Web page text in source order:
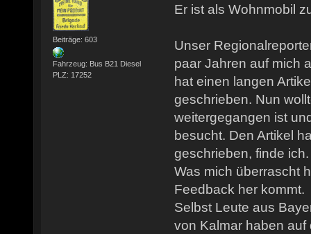
Beiträge: 603
Fahrzeug: Bus B21 Diesel
PLZ: 17252
Er ist als Wohnmobil
Unser
paar Jahren auf mich
hat einen langen
geschrieben. Nun
weitergegangen ist
besucht. Den Artikel
geschrieben, finde ich.
Was mich überrascht
Feedback her kommt.
Selbst Leute aus
von Kalmar haben